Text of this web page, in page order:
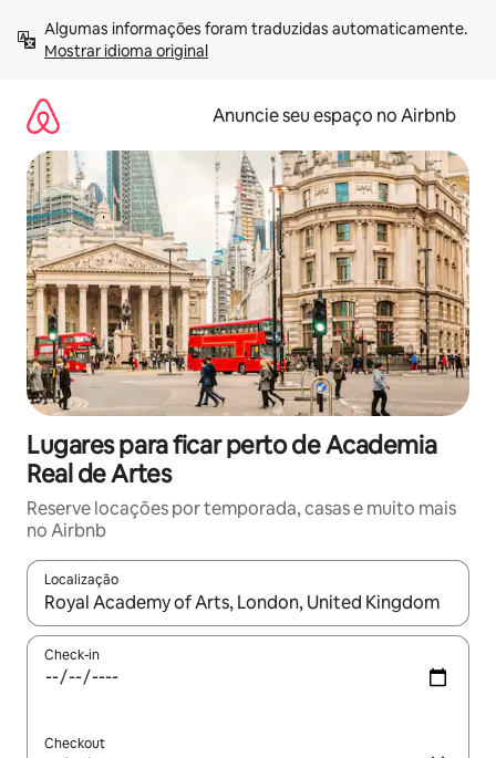
para
Mostrar idioma original
Anuncie seu espaço no Airbnb
Lugares para ficar perto de Academia
Real de Artes
Reserve locações por temporada, casas e muito mais
no Airbnb
Localização
Quando os resultados estiverem disponíveis, explore-os
Check-in
Checkout